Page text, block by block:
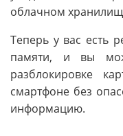
облачном
Теперь у вас есть
памяти, и вы
разблокировке
смартфоне без
информацию.